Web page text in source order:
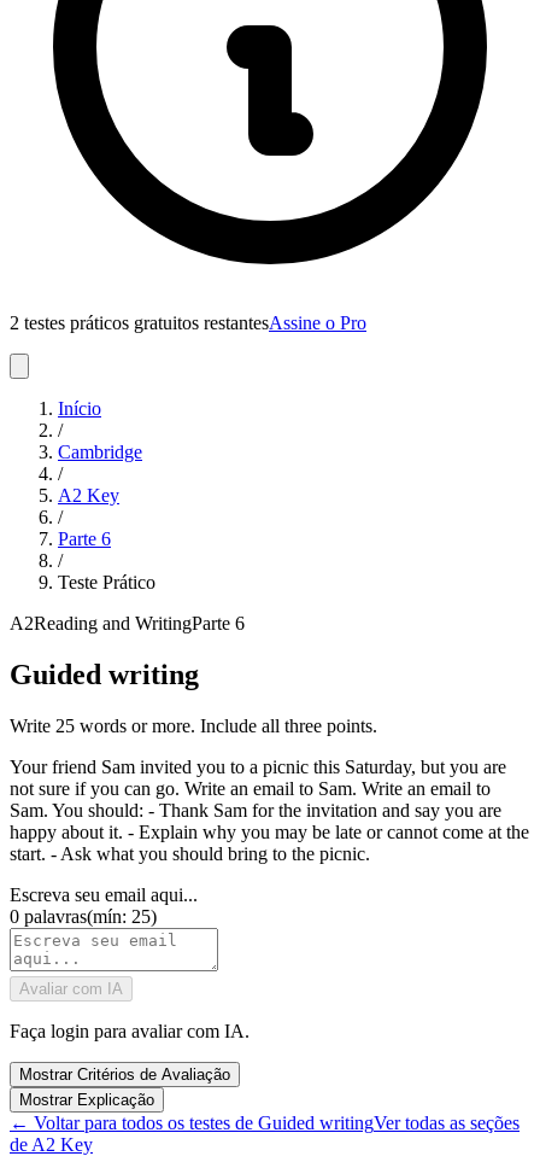
2 testes práticos gratuitos restantesAssine o Pro
Início
/
Cambridge
/
A2 Key
/
Parte 6
/
Teste Prático
A2Reading and WritingParte 6
Guided writing
Write 25 words or more. Include all three points.
Your friend Sam invited you to a picnic this Saturday, but you are
not sure if you can go. Write an email to Sam. Write an email to
Sam. You should: - Thank Sam for the invitation and say you are
happy about it. - Explain why you may be late or cannot come at the
start. - Ask what you should bring to the picnic.
Escreva seu email aqui...
0 palavras(mín: 25)
Avaliar com IA
Faça login para avaliar com IA.
Mostrar Critérios de Avaliação
Mostrar Explicação
← Voltar para todos os testes de Guided writingVer todas as seções
de A2 Key